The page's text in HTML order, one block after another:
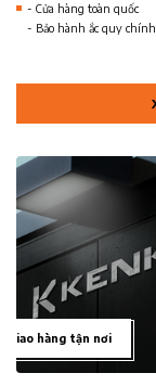
- Cửa hàng toàn quốc
- Bảo hành ắc quy
Giao hàng tận nơi